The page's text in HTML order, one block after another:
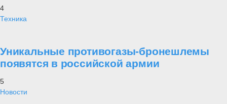
4
Техника
Уникальные противогазы-бронешлемы
появятся в российской армии
5
Новости